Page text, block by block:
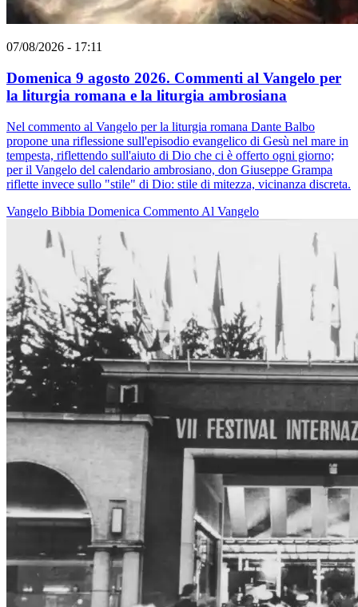
07/08/2026 - 17:11
Domenica 9 agosto 2026. Commenti al Vangelo per
la liturgia romana e la liturgia ambrosiana
Nel commento al Vangelo per la liturgia romana Dante Balbo
propone una riflessione sull'episodio evangelico di Gesù nel mare in
tempesta, riflettendo sull'aiuto di Dio che ci è offerto ogni giorno;
per il Vangelo del calendario ambrosiano, don Giuseppe Grampa
riflette invece sullo "stile" di Dio: stile di mitezza, vicinanza discreta.
Vangelo Bibbia Domenica Commento Al Vangelo